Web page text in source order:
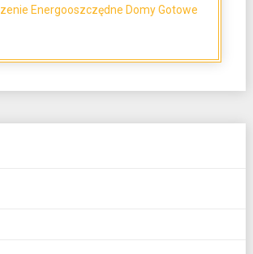
Energooszczędne Domy Gotowe